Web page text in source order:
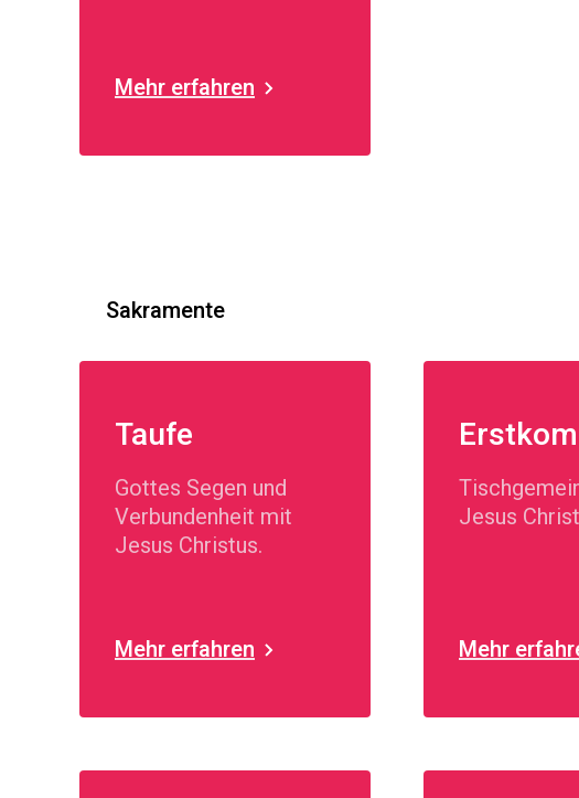
Mehr erfahren
Sakramente
Taufe
Gottes Segen und
Verbundenheit mit
Jesus Christus.
Mehr erfahren
Jesus
Mehr